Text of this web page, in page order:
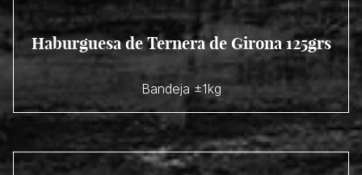
Haburguesa de Ternera de Girona 125grs
Bandeja ±1kg